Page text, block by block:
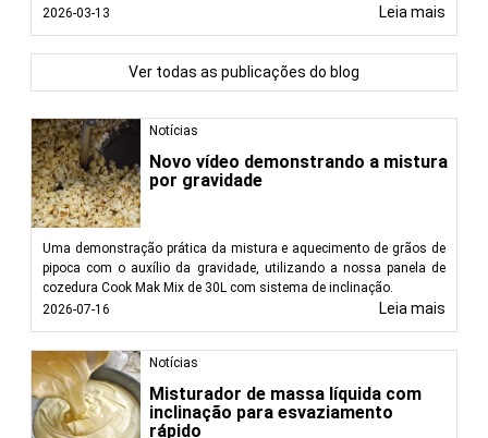
Notícias
Novo vídeo demonstrando a mistura
por gravidade
Uma demonstração prática da mistura e aquecimento de grãos de
pipoca com o auxílio da gravidade, utilizando a nossa panela de
cozedura Cook Mak Mix de 30L com sistema de inclinação.
2026-07-16
Leia mais
Notícias
Misturador de massa líquida com
inclinação para esvaziamento
rápido
2026-03-13
Leia mais
Ver todas as publicações do blog